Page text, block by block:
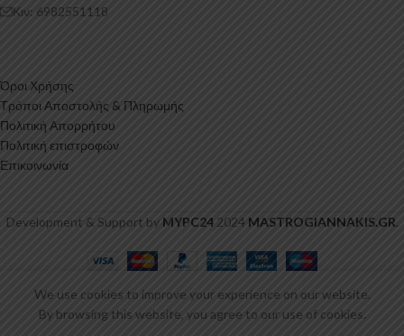
Κιν: 6982551118
Όροι Χρήσης
Τρόποι Αποστολής & Πληρωμής
Πολιτική Απορρήτου
Πολιτική επιστροφών
Επικοινωνία
Development & Support by MYPC242024 MASTROGIANNAKIS.GR.
We use cookies to improve your experience on our website.
By browsing this website, you agree to our use of cookies.
Σπλίτερ
Ford
159,00€ ΠΡΟΣΘΉΚΗ ΣΤΟ